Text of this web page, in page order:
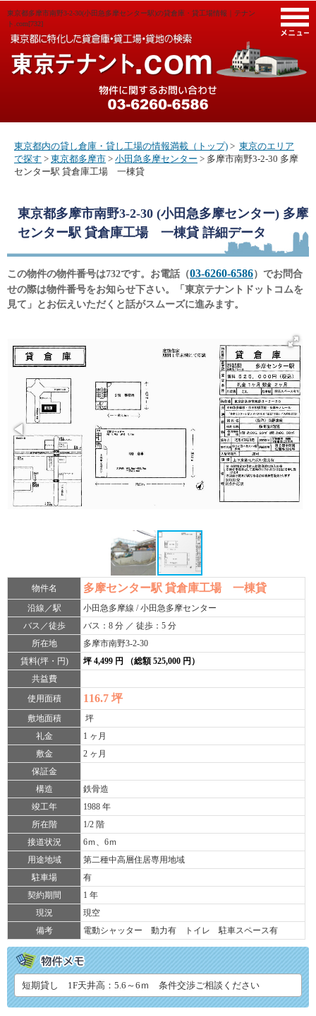
東京都多摩市南野3-2-30(小田急多摩センター駅)の貸倉庫・貸工場情報｜テナン
ト.com[732]
東京都内の貸し倉庫・貸し工場の情報満載（トップ) > 東京のエリア
で探す > 東京都多摩市 > 小田急多摩センター > 多摩市南野3-2-30 多摩
センター駅 貸倉庫工場 一棟貸
東京都多摩市南野3-2-30 (小田急多摩センター) 多摩
センター駅 貸倉庫工場 一棟貸 詳細データ
この物件の物件番号は732です。お電話（03-6260-6586）でお問合
せの際は物件番号をお知らせ下さい。「東京テナントドットコムを
見て」とお伝えいただくと話がスムーズに進みます。
物件名 多摩センター駅 貸倉庫工場 一棟貸
沿線／駅
小田急多摩線 / 小田急多摩センター
バス／徒歩
バス：8 分 ／ 徒歩：5 分
所在地
多摩市南野3-2-30
賃料(坪・円)
坪 4,499 円 （総額 525,000 円）
共益費
使用面積
116.7 坪
敷地面積
坪
礼金
1 ヶ月
敷金
2 ヶ月
保証金
構造
鉄骨造
竣工年
1988 年
所在階
1/2 階
接道状況
6ｍ、6ｍ
用途地域
第二種中高層住居専用地域
駐車場
有
契約期間
1 年
現況
現空
備考
電動シャッター 動力有 トイレ 駐車スペース有
短期貸し 1F天井高：5.6～6ｍ 条件交渉ご相談ください